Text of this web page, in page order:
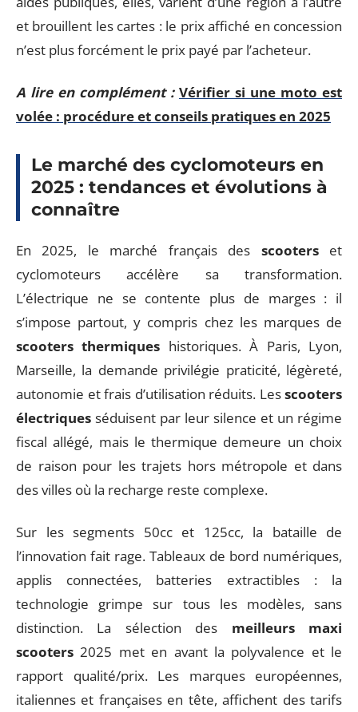
et brouillent les cartes : le prix affiché en concession
n’est plus forcément le prix payé par l’acheteur.
A lire en complément : Vérifier si une moto est
volée : procédure et conseils pratiques en 2025
Le marché des cyclomoteurs en
2025 : tendances et évolutions à
connaître
En 2025, le marché français des scooterset
cyclomoteurs accélère sa transformation.
L’électrique ne se contente plus de marges : il
s’impose partout, y compris chez les marques de
scooters thermiques historiques. À Paris, Lyon,
Marseille, la demande privilégie praticité, légèreté,
autonomie et frais d’utilisation réduits. Lesscooters
électriques séduisent par leur silence et un régime
fiscal allégé, mais le thermique demeure un choix
de raison pour les trajets hors métropole et dans
des villes où la recharge reste complexe.
Sur les segments 50cc et 125cc, la bataille de
l’innovation fait rage. Tableaux de bord numériques,
applis connectées, batteries extractibles : la
technologie grimpe sur tous les modèles, sans
distinction. La sélection des meilleurs maxi
scooters 2025 met en avant la polyvalence et le
rapport qualité/prix. Les marques européennes,
italiennes et françaises en tête, affichent des tarifs